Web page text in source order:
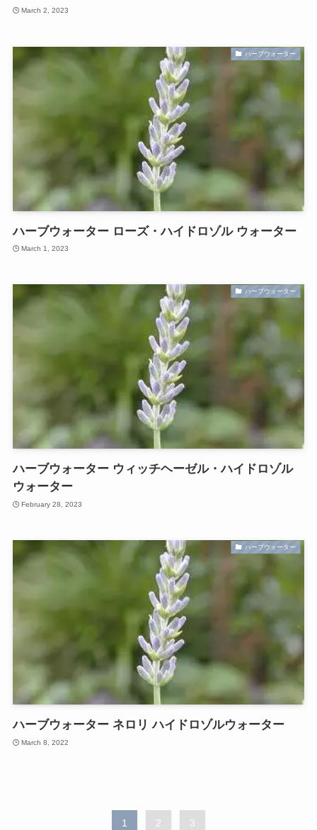
March 2, 2023
ハーブウォーター
ハーブウォーター ローズ・ハイドロゾル ウォーター
March 1, 2023
ハーブウォーター
ハーブウォーター ウィッチヘーゼル・ハイドロゾル
ウォーター
February 28, 2023
ハーブウォーター
ハーブウォーター ネロリ ハイドロゾルウォーター
March 8, 2022
1 2 3